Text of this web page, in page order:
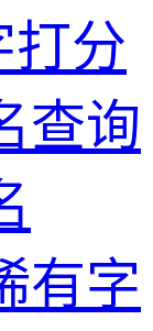
打分
查询
有字